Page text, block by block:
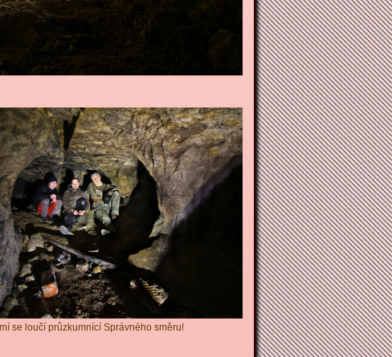
se loučí průzkumnící Správného směru!